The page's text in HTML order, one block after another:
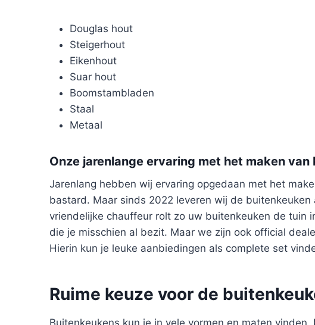
Douglas hout
Steigerhout
Eikenhout
Suar hout
Boomstambladen
Staal
Metaal
Onze jarenlange ervaring met het maken
Jarenlang hebben wij ervaring opgedaan met het
bastard. Maar sinds 2022 leveren wij de
vriendelijke chauffeur rolt zo uw buitenkeuken de tuin
die je misschien al bezit. Maar we zijn ook official
Hierin kun je leuke aanbiedingen als complete set
Ruime keuze voor de
Buitenkeukens kun je in vele vormen en maten